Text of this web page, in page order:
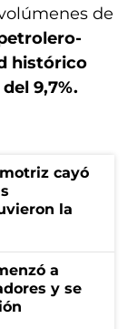
de
histórico
9,7%.
cayó
la
a
y se